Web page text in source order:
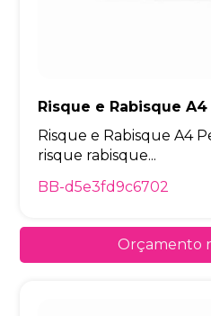
Risque e Rabisque
Risque e Rabisque A4
risque rabisque...
BB-d5e3fd9c6702
Orçamento